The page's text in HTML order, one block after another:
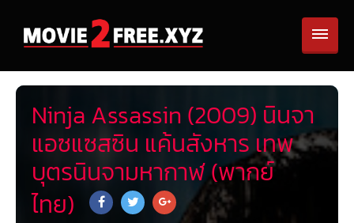
Ninja Assassin (2009) นินจา
แอซแซสซิน แค้นสังหาร เทพ
บุตรนินจามหากาฬ (พากย์
ไทย)